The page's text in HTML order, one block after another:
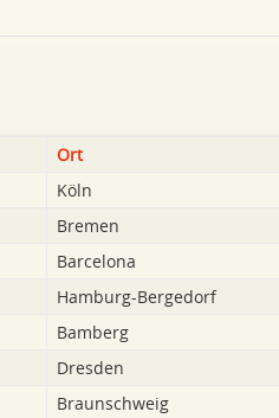
Ort
Köln
Bremen
Barcelona
Hamburg-Bergedorf
Bamberg
Dresden
Braunschweig